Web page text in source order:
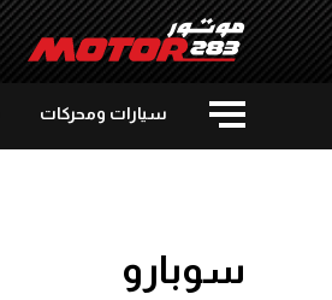
سيارات ومحركات
سوبارو